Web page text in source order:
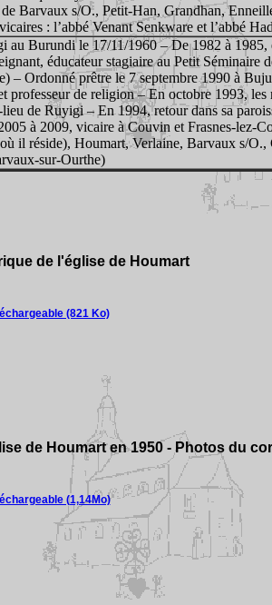
Barvaux s/O., Petit-Han, Grandhan,
: l’abbé Venant Senkware et l’abbé
Burundi le 17/11/1960 – De 1982 à 1985,
éducateur stagiaire au Petit Séminaire
– Ordonné prêtre le 7 septembre 1990 à
de religion – En octobre 1993, les
de Ruyigi – En 1994, retour dans sa
à 2009, vicaire à Couvin et Frasnes-lez-
il réside), Houmart, Verlaine, Barvaux s/
sur-Ourthe)
de l'église de Houmart
(821 Ko)
de Houmart en 1950 - Photos du
(1,14Mo)